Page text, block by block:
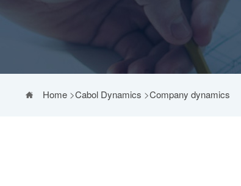
Home>Cabol Dynamics >Company dynamics